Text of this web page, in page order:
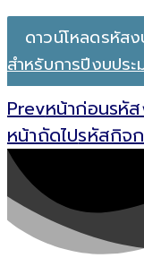
ดาวน์โหลดรหัส
สำหรับการปีงบปร
Prevหน้าก่อนรหั
หน้าถัดไปรหัสกิจ